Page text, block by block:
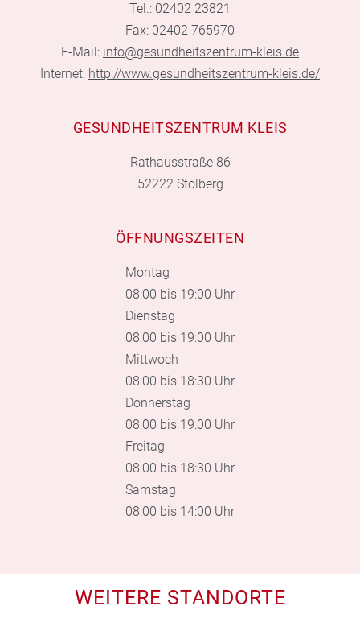
Tel.: 02402 23821
Fax: 02402 765970
E-Mail: info@gesundheitszentrum-kleis.de
Internet: http://www.gesundheitszentrum-kleis.de/
GESUNDHEITSZENTRUM KLEIS
Rathausstraße 86
52222 Stolberg
ÖFFNUNGSZEITEN
Montag
08:00 bis 19:00 Uhr
Dienstag
08:00 bis 19:00 Uhr
Mittwoch
08:00 bis 18:30 Uhr
Donnerstag
08:00 bis 19:00 Uhr
Freitag
08:00 bis 18:30 Uhr
Samstag
08:00 bis 14:00 Uhr
WEITERE STANDORTE